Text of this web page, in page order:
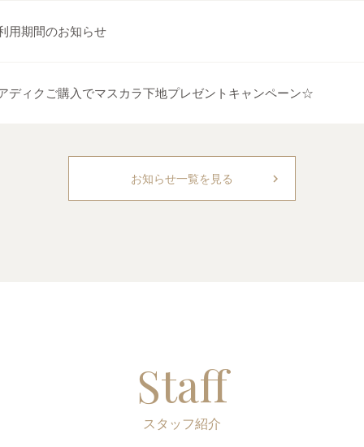
用期間のお知らせ
ディクご購入でマスカラ下地プレゼントキャンペーン☆
お知らせ一覧を見る chevron_right
Staff
スタッフ紹介